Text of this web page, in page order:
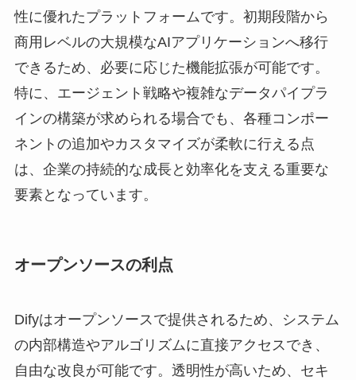
性に優れたプラットフォームです。初期段階から
商用レベルの大規模なAIアプリケーションへ移行
できるため、必要に応じた機能拡張が可能です。
特に、エージェント戦略や複雑なデータパイプラ
インの構築が求められる場合でも、各種コンポー
ネントの追加やカスタマイズが柔軟に行える点
は、企業の持続的な成長と効率化を支える重要な
要素となっています。
オープンソースの利点
Difyはオープンソースで提供されるため、システム
の内部構造やアルゴリズムに直接アクセスでき、
自由な改良が可能です。透明性が高いため、セキ